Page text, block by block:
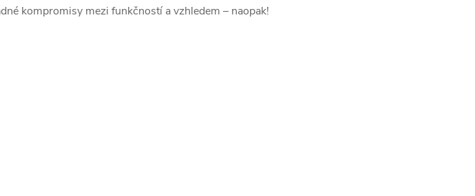
kompromisy mezi funkčností a vzhledem – naopak!